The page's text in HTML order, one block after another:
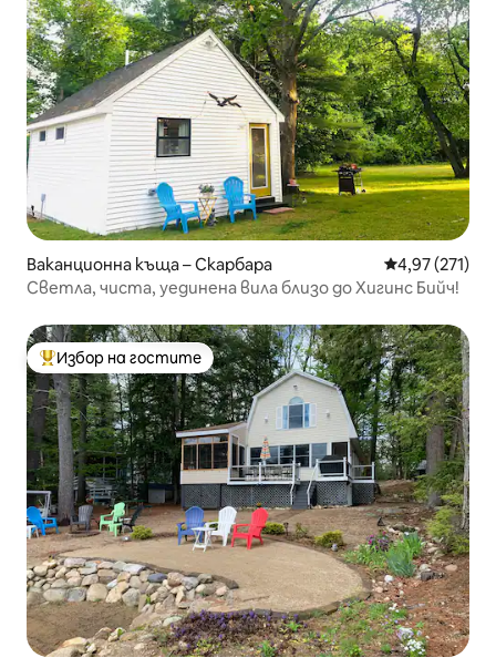
Ваканционна къща – Скарбара Средна
4,97 (271)
Светла, чиста, уединена вила близо до Хигинс Бийч!
Най-популярен избор на гостите
Избор на гостите